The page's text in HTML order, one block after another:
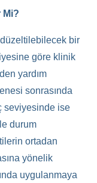
Mi?
bir
göre klinik
yardım
sonrasında
seviyesinde ise
durum
ortadan
yönelik
uygulanmaya